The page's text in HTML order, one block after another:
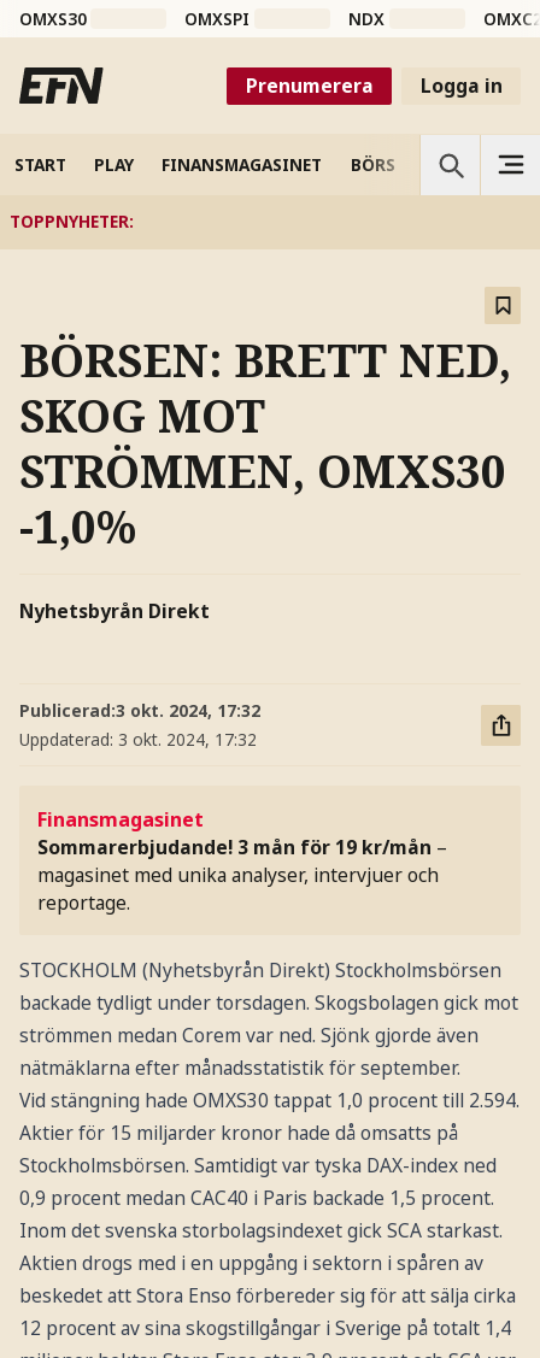
OMXS30 OMXSPI NDX
Prenumerera Logga in
START PLAY FINANSMAGASINET BÖRS VETENSKAP
TOPPNYHETER:
BÖRSEN: BRETT NED,
SKOG MOT
STRÖMMEN, OMXS30
-1,0%
Nyhetsbyrån Direkt
Publicerad:3 okt. 2024, 17:32
Uppdaterad: 3 okt. 2024, 17:32
Finansmagasinet
Sommarerbjudande! 3 mån för 19 kr/mån –
magasinet med unika analyser, intervjuer och
reportage.
STOCKHOLM (Nyhetsbyrån Direkt) Stockholmsbörsen
backade tydligt under torsdagen. Skogsbolagen gick mot
strömmen medan Corem var ned. Sjönk gjorde även
nätmäklarna efter månadsstatistik för september.
Vid stängning hade OMXS30 tappat 1,0 procent till 2.594.
Aktier för 15 miljarder kronor hade då omsatts på
Stockholmsbörsen. Samtidigt var tyska DAX-index ned
0,9 procent medan CAC40 i Paris backade 1,5 procent.
Inom det svenska storbolagsindexet gick SCA starkast.
Aktien drogs med i en uppgång i sektorn i spåren av
beskedet att Stora Enso förbereder sig för att sälja cirka
12 procent av sina skogstillgångar i Sverige på totalt 1,4